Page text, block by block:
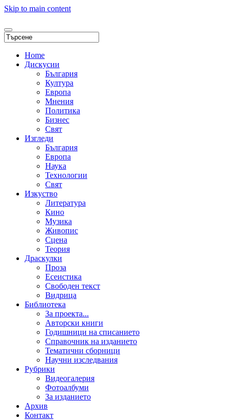
Skip to main content
Home
Дискусии
България
Култура
Европа
Мнения
Политика
Бизнес
Свят
Изгледи
България
Европа
Наука
Технологии
Свят
Изкуство
Литература
Кино
Музика
Живопис
Сцена
Теория
Драскулки
Проза
Есеистика
Свободен текст
Видрица
Библиотека
За проекта...
Авторски книги
Годишници на списанието
Справочник на изданието
Тематични сборници
Научни изследвания
Рубрики
Видеогалерия
Фотоалбуми
За изданието
Архив
Контакт